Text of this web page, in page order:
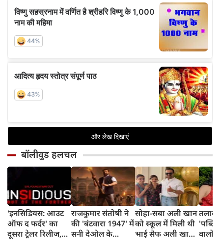
बॉलीवुड हलचल
'इनसिडियस: आउट
ऑफ द फर्दर' का
दूसरा ट्रेलर रिलीज,
राजकुमार संतोषी ने
की 'बंटवारा 1947' में
सनी देओल के
सोहा-सबा अली खान
को स्कूल में मिली थी
भाई सैफ अली खान वालों